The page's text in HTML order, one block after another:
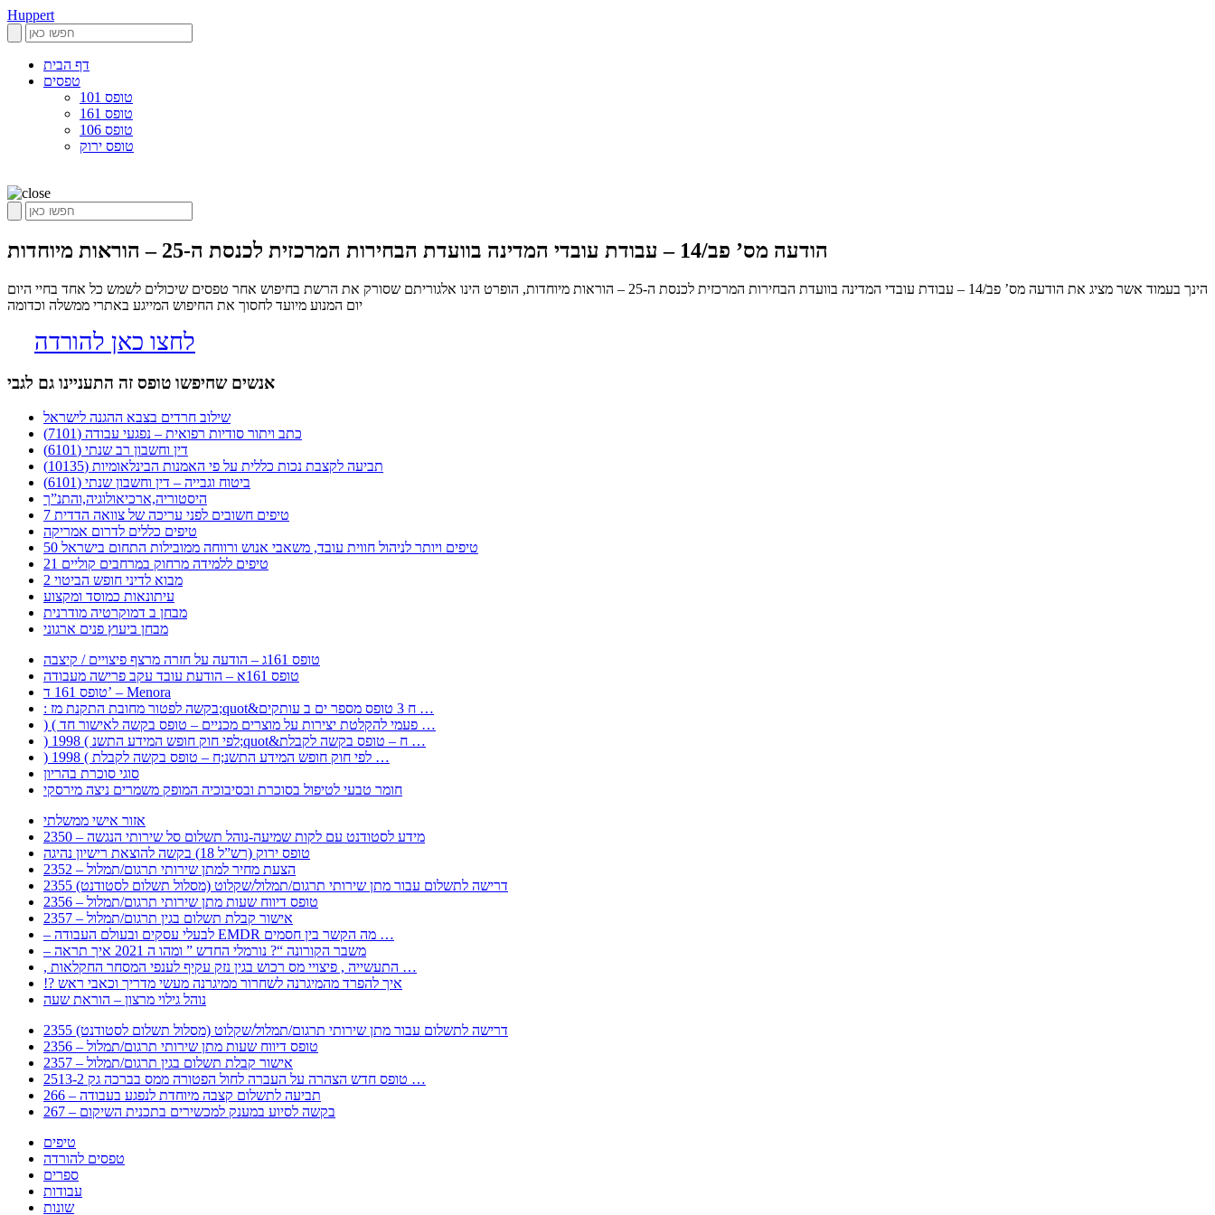
Huppert
דף הבית
טפסים
טופס 101
טופס 161
טופס 106
טופס ירוק
הודעה מס’ פב/14 – עבודת עובדי המדינה בוועדת הבחירות המרכזית לכנסת ה-25 – הוראות מיוחדות
הינך בעמוד אשר מציג את הודעה מס’ פב/14 – עבודת עובדי המדינה בוועדת הבחירות המרכזית לכנסת ה-25 – הוראות מיוחדות, הופרט הינו אלגוריתם שסורק את הרשת בחיפוש אחר טפסים שיכולים לשמש כל אחד בחיי היום
יום המנוע מיועד לחסוך את החיפוש המייגע באתרי ממשלה וכדומה
לחצו כאן להורדה
אנשים שחיפשו טופס זה התעניינו גם לגבי
שילוב חרדים בצבא ההגנה לישראל
כתב ויתור סודיות רפואית – נפגעי עבודה (7101)
דין וחשבון רב שנתי (6101)
תביעה לקצבת נכות כללית על פי האמנות הבינלאומיות (10135)
ביטוח וגבייה – דין וחשבון שנתי (6101)
היסטוריה,ארכיאולוגיה,והתנ”ך
7 טיפים חשובים לפני עריכה של צוואה הדדית
טיפים כללים לדרום אמריקה
50 טיפים ויותר לניהול חווית עובד, משאבי אנוש ורווחה ממובילות התחום בישראל
21 טיפים ללמידה מרחוק במרחבים קוליים
מבוא לדיני חופש הביטוי 2
עיתונאות כמוסד ומקצוע
מבחן ב דמוקרטיה מודרנית
מבחן ביעוץ פנים ארגוני
טופס 161ג – הודעה על חזרה מרצף פיצויים / קיצבה
טופס 161א – הודעת עובד עקב פרישה מעבודה
טופס 161 ד’ – Menora
: בקשה לפטור מחובת התקנת מז;quot&ח 3 טופס מספר ים ב עותקים …
) ( פעמי להקלטת יצירות על מוצרים מכניים – טופס בקשה לאישור חד …
) 1998 ( לפי חוק חופש המידע התשנ;quot&ח – טופס בקשה לקבלת …
) 1998 ( לפי חוק חופש המידע התשנ;ח – טופס בקשה לקבלת …
סוגי סוכרת בהריון
חומר טבעי לטיפול בסוכרת ובסיבוכיה המופק משמרים ניצה מירסקי
אזור אישי ממשלתי
2350 – מידע לסטודנט עם לקות שמיעה-נוהל תשלום סל שירותי הנגשה
טופס ירוק (רש”ל 18) בקשה להוצאת רישיון נהיגה
2352 – הצעת מחיר למתן שירותי תרגום/תמלול
2355 דרישה לתשלום עבור מתן שירותי תרגום/תמלול/שקלוט (מסלול תשלום לסטודנט)
2356 – טופס דיווח שעות מתן שירותי תרגום/תמלול
2357 – אישור קבלת תשלום בגין תרגום/תמלול
– לבעלי עסקים ובעולם העבודה EMDR מה הקשר בין חסמים …
– משבר הקורונה “? נורמלי החדש ” ומהו ה 2021 איך תראה
, התעשייה , פיצויי מס רכוש בגין נזק עקיף לענפי המסחר החקלאות …
!? איך להפרד מהמיגרנה לשחרור ממיגרנה מעשי מדריך וכאבי ראש
נוהל גילוי מרצון – הוראת שעה
2355 דרישה לתשלום עבור מתן שירותי תרגום/תמלול/שקלוט (מסלול תשלום לסטודנט)
2356 – טופס דיווח שעות מתן שירותי תרגום/תמלול
2357 – אישור קבלת תשלום בגין תרגום/תמלול
2513-2 טופס חדש הצהרה על העברה לחול הפטורה ממס בברכה גק …
266 – תביעה לתשלום קצבה מיוחדת לנפגע בעבודה
267 – בקשה לסיוע במענק למכשירים בתכנית השיקום
טיפים
טפסים להורדה
ספרים
עבודות
שונות